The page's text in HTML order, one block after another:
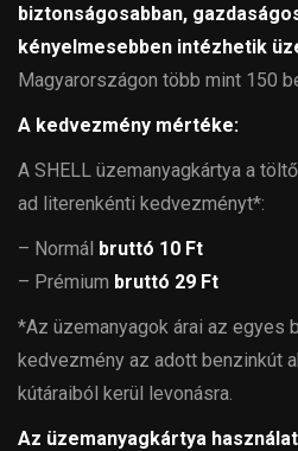
biztonságosabban,
kényelmesebben intézhetik
Magyarországon több mint 150
A kedvezmény mértéke:
A SHELL üzemanyagkártya a
ad literenkénti kedvezményt*:
– Normál bruttó 10 Ft
– Prémium bruttó 29 Ft
*Az üzemanyagok árai az egyes
kedvezmény az adott benzinkút
kútáraiból kerül levonásra.
Az üzemanyagkártya